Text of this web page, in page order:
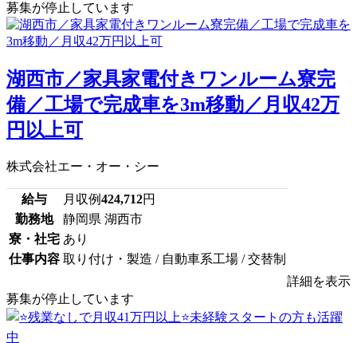
募集が停止しています
湖西市／家具家電付きワンルーム寮完
備／工場で完成車を3m移動／月収42万
円以上可
株式会社エー・オー・シー
給与 月収例424,712円
勤務地
静岡県 湖西市
寮・社宅 あり
仕事内容 取り付け・製造 / 自動車系工場 / 交替制
詳細を表示
募集が停止しています